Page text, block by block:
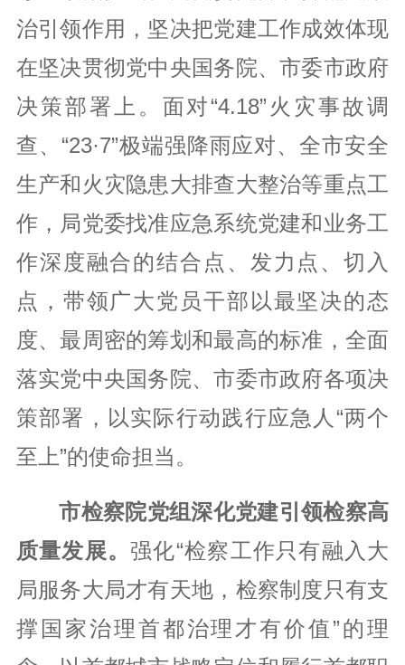
治引领作用，坚决把党建工作成效体现
在坚决贯彻党中央国务院、市委市政府
决策部署上。面对“4.18”火灾事故调
查、“23·7”极端强降雨应对、全市安全
生产和火灾隐患大排查大整治等重点工
作，局党委找准应急系统党建和业务工
作深度融合的结合点、发力点、切入
点，带领广大党员干部以最坚决的态
度、最周密的筹划和最高的标准，全面
落实党中央国务院、市委市政府各项决
策部署，以实际行动践行应急人“两个
至上”的使命担当。
市检察院党组深化党建引领检察高
质量发展。强化“检察工作只有融入大
局服务大局才有天地，检察制度只有支
撑国家治理首都治理才有价值”的理